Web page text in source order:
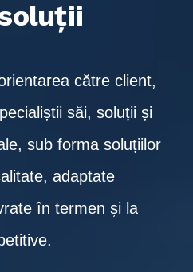
către client,
săi, soluții și
sub forma soluțiilor
adaptate
în termen și la